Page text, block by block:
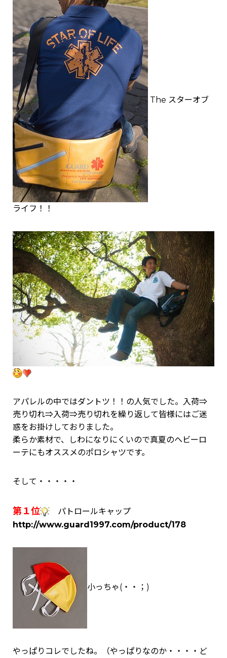
The スターオブ
ライフ！！
アパレルの中ではダントツ！！の人気でした。入荷⇒
売り切れ⇒入荷⇒売り切れを繰り返して皆様にはご迷
惑をお掛けしておりました。
柔らか素材で、しわになりにくいので真夏のヘビーロ
ーテにもオススメのポロシャツです。
そして・・・・・
第１位
パトロールキャップ
http://www.guard1997.com/product/178
小っちゃ(・・；)
やっぱりコレでしたね。（やっぱりなのか・・・・ど